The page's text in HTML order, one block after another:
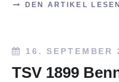
DEN ARTIKEL LESEN
16. SEPTEMBER
TSV 1899